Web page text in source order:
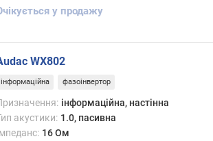
у продажу
WX802
інформаційна фазоінвертор
інформаційна, настінна
акустики: 1.0, пасивна
16 Ом